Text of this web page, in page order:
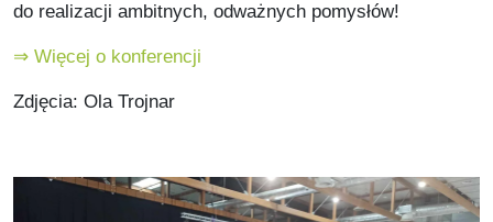
do realizacji ambitnych, odważnych pomysłów!
⇒ Więcej o konferencji
Zdjęcia: Ola Trojnar